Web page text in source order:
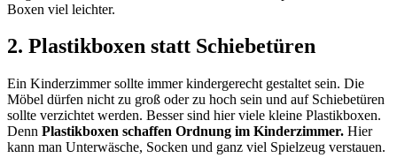
Boxen viel leichter.
2. Plastikboxen statt Schiebetüren
Ein Kinderzimmer sollte immer kindergerecht gestaltet sein. Die
Möbel dürfen nicht zu groß oder zu hoch sein und auf Schiebetüren
sollte verzichtet werden. Besser sind hier viele kleine Plastikboxen.
Denn Plastikboxen schaffen Ordnung im Kinderzimmer. Hier
kann man Unterwäsche, Socken und ganz viel Spielzeug verstauen.